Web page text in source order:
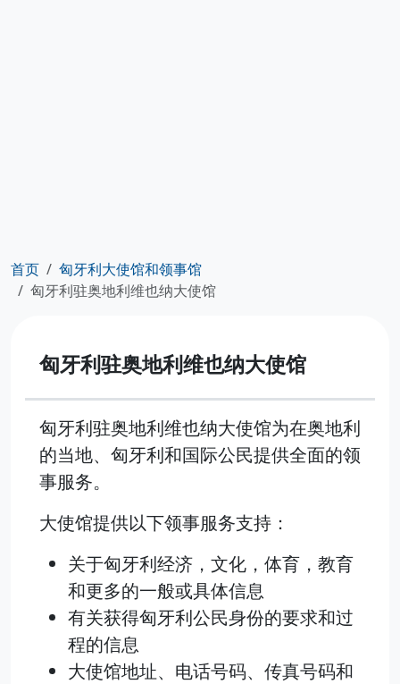
首页
匈牙利大使馆和领事馆
匈牙利驻奥地利维也纳大使馆
匈牙利驻奥地利维也纳大使馆
匈牙利驻奥地利维也纳大使馆为在奥地利
的当地、匈牙利和国际公民提供全面的领
事服务。
大使馆提供以下领事服务支持：
关于匈牙利经济，文化，体育，教育
和更多的一般或具体信息
有关获得匈牙利公民身份的要求和过
程的信息
大使馆地址、电话号码、传真号码和